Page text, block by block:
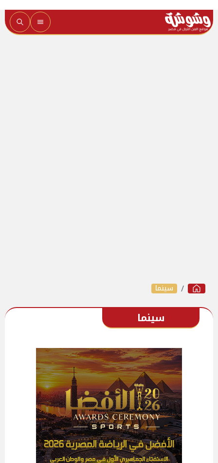
سينما
سينما